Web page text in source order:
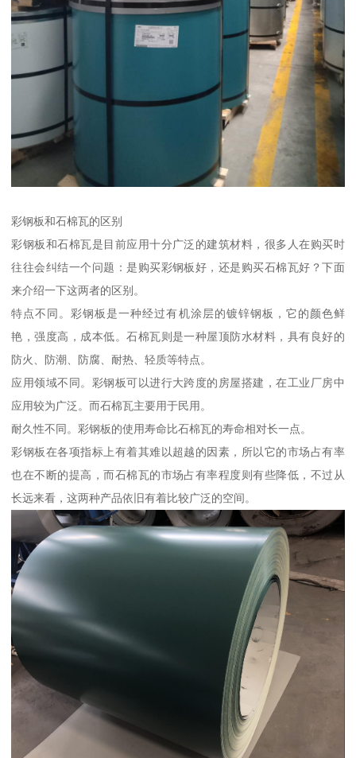
彩钢板和石棉瓦的区别
彩钢板和石棉瓦是目前应用十分广泛的建筑材料，很多人在购买时
往往会纠结一个问题：是购买彩钢板好，还是购买石棉瓦好？下面
来介绍一下这两者的区别。
特点不同。彩钢板是一种经过有机涂层的镀锌钢板，它的颜色鲜
艳，强度高，成本低。石棉瓦则是一种屋顶防水材料，具有良好的
防火、防潮、防腐、耐热、轻质等特点。
应用领域不同。彩钢板可以进行大跨度的房屋搭建，在工业厂房中
应用较为广泛。而石棉瓦主要用于民用。
耐久性不同。彩钢板的使用寿命比石棉瓦的寿命相对长一点。
彩钢板在各项指标上有着其难以超越的因素，所以它的市场占有率
也在不断的提高，而石棉瓦的市场占有率程度则有些降低，不过从
长远来看，这两种产品依旧有着比较广泛的空间。